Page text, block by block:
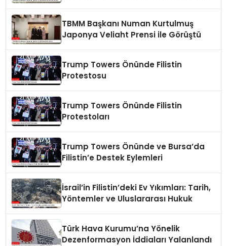
TBMM Başkanı Numan Kurtulmuş
Japonya Veliaht Prensi ile Görüştü
Trump Towers Önünde Filistin
Protestosu
Trump Towers Önünde Filistin
Protestoları
Trump Towers Önünde ve Bursa’da
Filistin’e Destek Eylemleri
İsrail’in Filistin’deki Ev Yıkımları: Tarih,
Yöntemler ve Uluslararası Hukuk
Türk Hava Kurumu’na Yönelik
Dezenformasyon İddiaları Yalanlandı